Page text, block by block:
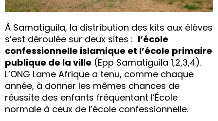
À Samatiguila, la distribution des kits aux élèves
s’est déroulée sur deux sites : l’école
confessionnelle islamique et l’école primaire
publique de la ville (Epp Samatiguila 1,2,3,4).
L’ONG Lame Afrique a tenu, comme chaque
année, à donner les mêmes chances de
réussite des enfants fréquentant l’École
normale à ceux de l’école confessionnelle.